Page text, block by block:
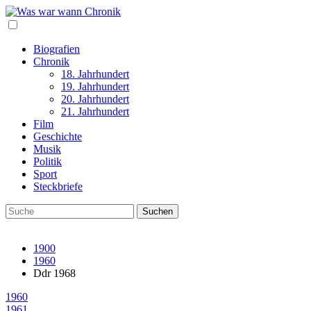
Biografien
Chronik
18. Jahrhundert
19. Jahrhundert
20. Jahrhundert
21. Jahrhundert
Film
Geschichte
Musik
Politik
Sport
Steckbriefe
1900
1960
Ddr 1968
1960